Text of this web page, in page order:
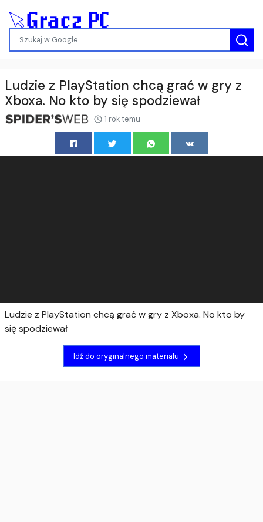
Ludzie z PlayStation chcą grać w gry z
Xboxa. No kto by się spodziewał
1 rok temu
Ludzie z PlayStation chcą grać w gry z Xboxa. No kto by
się spodziewał
Idź do oryginalnego materiału